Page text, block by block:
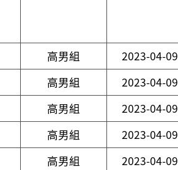
高男組 2023-04-09
高男組 2023-04-09
高男組 2023-04-09
高男組 2023-04-09
高男組 2023-04-09